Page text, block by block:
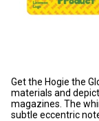
Get the Hogie the
materials and
magazines. The
subtle eccentric